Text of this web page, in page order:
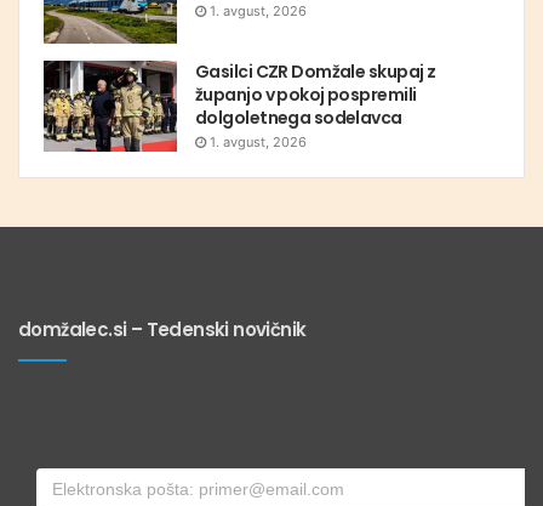
1. avgust, 2026
Gasilci CZR Domžale skupaj z
županjo v pokoj pospremili
dolgoletnega sodelavca
1. avgust, 2026
domžalec.si – Tedenski novičnik